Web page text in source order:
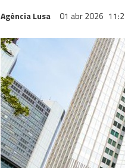
Agência Lusa 01 abr 2026